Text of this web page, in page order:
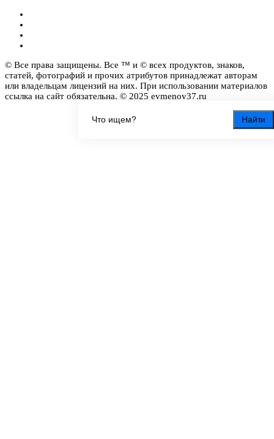
Найти
© Все права защищены. Все ™ и © всех продуктов, знаков,
статей, фотографий и прочих атрибутов принадлежат авторам
или владельцам лицензий на них. При использовании материалов
ссылка на сайт обязательна. © 2025 evmenov37.ru